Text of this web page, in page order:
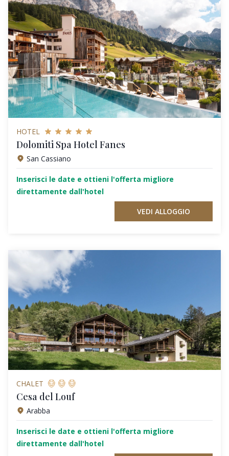
HOTEL
Dolomiti Spa Hotel Fanes
San Cassiano
Inserisci le date e ottieni l'offerta migliore
direttamente dall'hotel
VEDI ALLOGGIO
CHALET
Cesa del Louf
Arabba
Inserisci le date e ottieni l'offerta migliore
direttamente dall'hotel